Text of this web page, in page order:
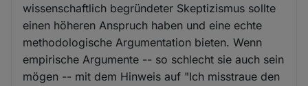
wissenschaftlich begründeter Skeptizismus sollte
einen höheren Anspruch haben und eine echte
methodologische Argumentation bieten. Wenn
empirische Argumente -- so schlecht sie auch sein
mögen -- mit dem Hinweis auf "Ich misstraue den